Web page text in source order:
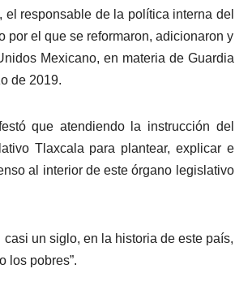
responsable de la política interna del
por el que se reformaron, adicionaron y
Mexicano, en materia de Guardia
de 2019.
que atendiendo la instrucción del
Tlaxcala para plantear, explicar e
al interior de este órgano legislativo
un siglo, en la historia de este país,
los pobres”.